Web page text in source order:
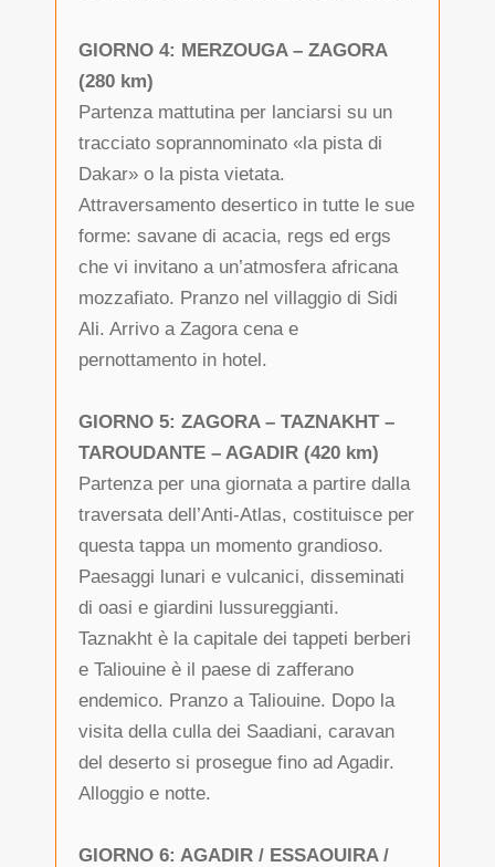
GIORNO 4: MERZOUGA – ZAGORA
(280 km)
Partenza mattutina per lanciarsi su un
tracciato soprannominato «la pista di
Dakar» o la pista vietata.
Attraversamento desertico in tutte le sue
forme: savane di acacia, regs ed ergs
che vi invitano a un’atmosfera africana
mozzafiato. Pranzo nel villaggio di Sidi
Ali. Arrivo a Zagora cena e
pernottamento in hotel.
GIORNO 5: ZAGORA – TAZNAKHT –
TAROUDANTE – AGADIR (420 km)
Partenza per una giornata a partire dalla
traversata dell’Anti-Atlas, costituisce per
questa tappa un momento grandioso.
Paesaggi lunari e vulcanici, disseminati
di oasi e giardini lussureggianti.
Taznakht è la capitale dei tappeti berberi
e Taliouine è il paese di zafferano
endemico. Pranzo a Taliouine. Dopo la
visita della culla dei Saadiani, caravan
del deserto si prosegue fino ad Agadir.
Alloggio e notte.
GIORNO 6: AGADIR / ESSAOUIRA /